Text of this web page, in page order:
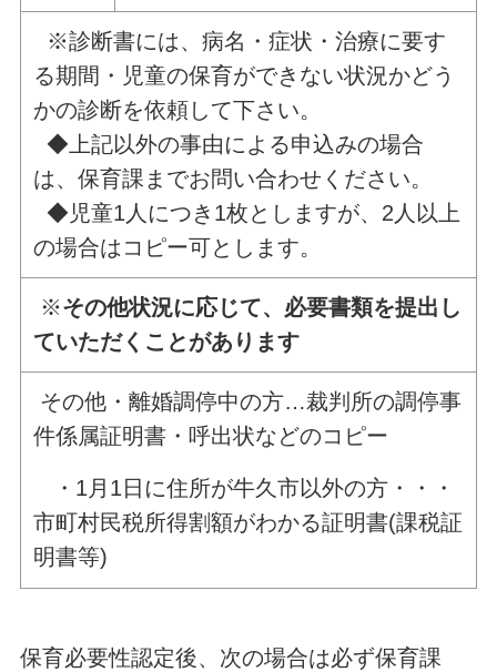
※診断書には、病名・症状・治療に要す
る期間・児童の保育ができない状況かどう
かの診断を依頼して下さい。
◆上記以外の事由による申込みの場合
は、保育課までお問い合わせください。
◆児童1人につき1枚としますが、2人以上
の場合はコピー可とします。
※その他状況に応じて、必要書類を提出し
ていただくことがあります
その他・離婚調停中の方…裁判所の調停事
件係属証明書・呼出状などのコピー
・1月1日に住所が牛久市以外の方・・・
市町村民税所得割額がわかる証明書(課税証
明書等)
保育必要性認定後、次の場合は必ず保育課